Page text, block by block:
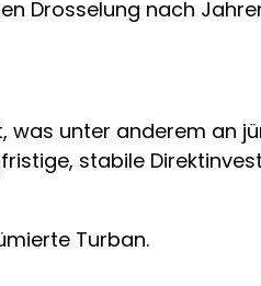
Drosselung nach
unter anderem an
stabile
Turban.